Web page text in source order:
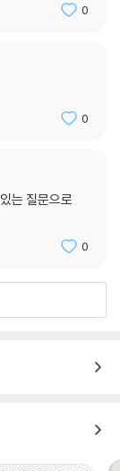
0
0
는 질문으로
0